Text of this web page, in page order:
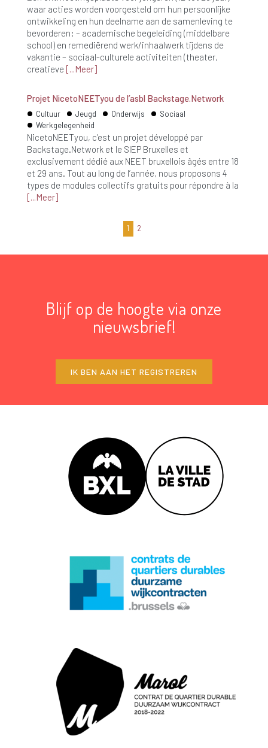
waar acties worden voorgesteld om hun persoonlijke
ontwikkeling en hun deelname aan de samenleving te
bevorderen: – academische begeleiding (middelbare
school) en remediërend werk/inhaalwerk tijdens de
vakantie – sociaal-culturele activiteiten (theater,
creatieve
Meer
Projet NicetoNEETyou de l’asbl Backstage.Network
Cultuur Jeugd Onderwijs
Sociaal
Werkgelegenheid
NicetoNEETyou, c’est un projet développé par
Backstage.Network et le SIEP Bruxelles et
exclusivement dédié aux NEET bruxellois âgés entre 18
et 29 ans. Tout au long de l’année, nous proposons 4
types de modules collectifs gratuits pour répondre à la
Meer
1 2
Blijf op de hoogte via onze
nieuwsbrief!
IK BEN AAN HET REGISTREREN